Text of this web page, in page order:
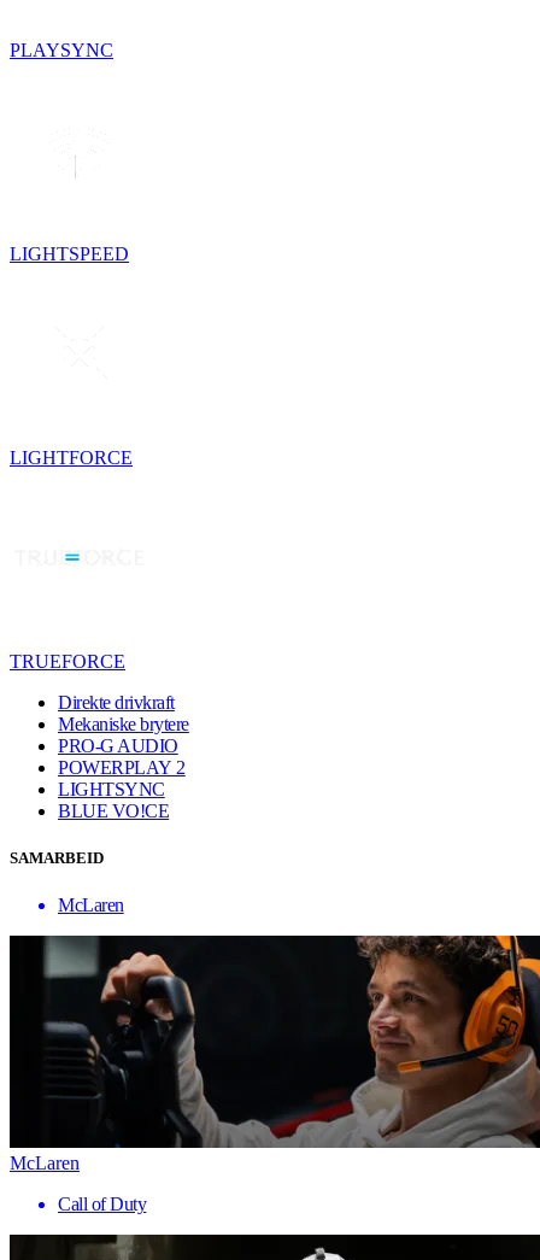
PLAYSYNC
LIGHTSPEED
LIGHTFORCE
TRUEFORCE
Direkte drivkraft
Mekaniske brytere
PRO-G AUDIO
POWERPLAY 2
LIGHTSYNC
BLUE VO!CE
SAMARBEID
McLaren
McLaren
Call of Duty